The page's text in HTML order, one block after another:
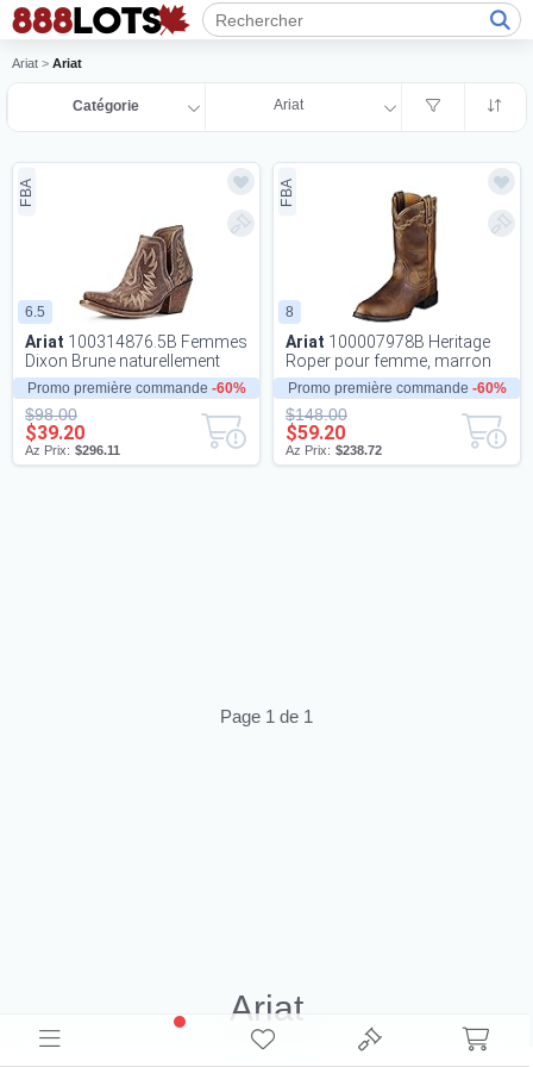
Ariat > Ariat
Catégorie Ariat
6.5
FBA
Promo première commande -60%
Ariat 100314876.5B Femmes
Dixon Brune naturellement
vieillie 200 - Marron 6.5B
$98.00
$39.20
Az Prix: $296.11
8
FBA
Promo première commande -60%
Ariat 100007978B Heritage
Roper pour femme, marron
vieilli 200 - Marron 8B
$148.00
$59.20
Az Prix: $238.72
Page 1 de 1
Ariat
Découvrez le Inventaire Ariat Déstockage pour la revente. Parcourez